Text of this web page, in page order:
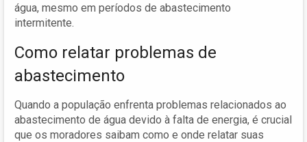
água, mesmo em períodos de abastecimento
intermitente.
Como relatar problemas de
abastecimento
Quando a população enfrenta problemas relacionados ao
abastecimento de água devido à falta de energia, é crucial
que os moradores saibam como e onde relatar suas